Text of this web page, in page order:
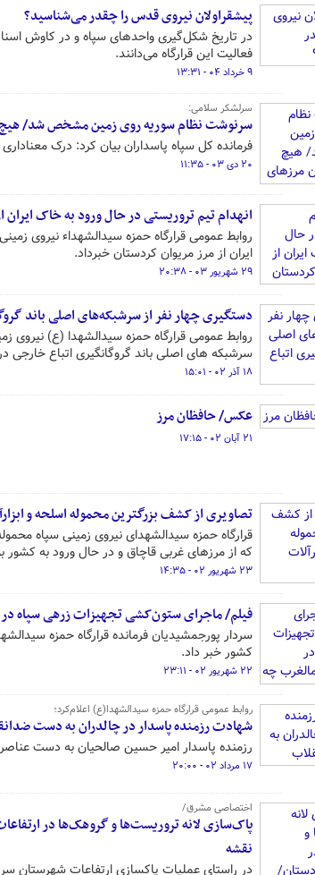
پیشقراولان نیروی قدس را چقدر می‌شناسید؟
فعالیت این قرارگاه می‌دانند.
۹ خرداد ۰۴ - ۱۳:۳۱
سرلشکر سلامی:
سرنوشت نظام سوریه روی زمین مشخص شد/
فرمانده کل سپاه پاسداران بیان کرد: درک
۲۰ دی ۰۳ - ۱۱:۳۵
انهدام تیم تروریستی در حال ورود به خاک ایران
روابط عمومی قرارگاه حمزه سیدالشهداء نیروی
ایران از مرز مریوان کردستان خبرداد.
۲۹ شهریور ۰۳ - ۲۰:۳۸
دستگیری چهار نفر از سرشبکه‌های اصلی باند
روابط عمومی قرارگاه حمزه سیدالشهدا (ع) نیروی
سرشبکه های اصلی باند گروگانگیری اتباع خارجی
۱۸ آذر ۰۲ - ۱۵:۰۱
عکس/ حافظان مرز
۲۱ آبان ۰۲ - ۱۷:۱۵
تصاویری از کشف بزرگترین محموله اسلحه و
که از مرزهای غربی قاچاق و در حال ورود به
۲۳ شهریور ۰۲ - ۱۴:۳۵
فیلم/ ماجرای ستون‌کشی تجهیزات زرهی سپاه
سردار پورجمشیدیان فرمانده قرارگاه حمزه
کشور خبر داد.
۲۲ شهریور ۰۲ - ۲۳:۱۱
روابط عمومی قرارگاه حمزه سیدالشهدا(ع) اعلام‌کرد؛
شهادت رزمنده پاسدار در چالدران به دست
رزمنده پاسدار امیر حسین صالحیان به دست
۱۷ مرداد ۰۲ - ۲۰:۰۰
اختصاصی مشرق/
پاک‌سازی لانه تروریست‌ها و گروهک‌ها در
نقشه
در راستای عملیات پاکسازی ارتفاعات شهرستان